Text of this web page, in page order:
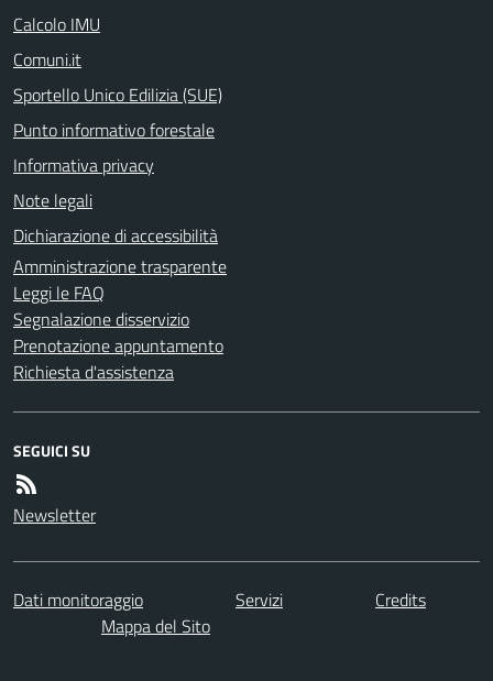
Calcolo IMU
Comuni.it
Sportello Unico Edilizia (SUE)
Punto informativo forestale
Informativa privacy
Note legali
Dichiarazione di accessibilità
Amministrazione trasparente
Leggi le FAQ
Segnalazione disservizio
Prenotazione appuntamento
Richiesta d'assistenza
SEGUICI SU
Newsletter
Dati monitoraggio Servizi
Credits
Mappa del Sito